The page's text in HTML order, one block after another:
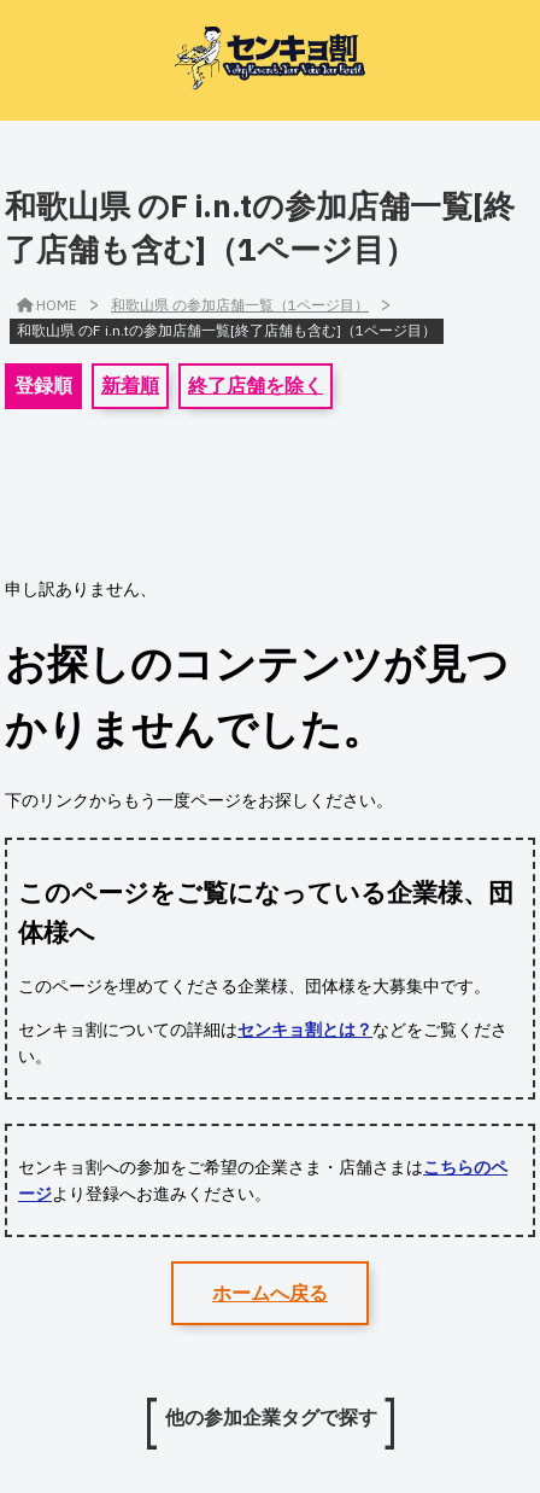
和歌山県 のF i.n.tの参加店舗一覧[終
了店舗も含む]（1ページ目）
HOME > 和歌山県 の参加店舗一覧（1ページ目） >
和歌山県 のF i.n.tの参加店舗一覧[終了店舗も含む]（1ページ目）
登録順 新着順 終了店舗を除く
申し訳ありません、
お探しのコンテンツが見つ
かりませんでした。
下のリンクからもう一度ページをお探しください。
このページをご覧になっている企業様、団
体様へ
このページを埋めてくださる企業様、団体様を大募集中です。
センキョ割についての詳細はセンキョ割とは？ などをご覧くださ
い。
センキョ割への参加をご希望の企業さま・店舗さまはこちらのペ
ージより登録へお進みください。
ホームへ戻る
他の参加企業タグで探す